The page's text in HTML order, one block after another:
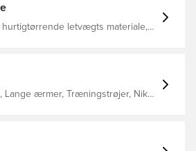
hurtigtørrende letvægts materiale,
fit der holder sin form Modellen
hvilket giver en varm og
polyester
Lange ærmer, Træningstrøjer, Nike